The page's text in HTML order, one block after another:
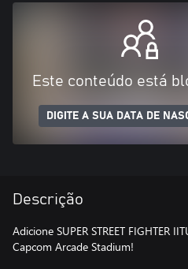
Este conteúdo está
DIGITE A SUA DATA DE
Descrição
Adicione SUPER STREET FIGHTER
Capcom Arcade Stadium!